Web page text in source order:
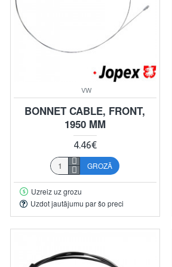
VW
BONNET CABLE, FRONT,
1950 MM
4.46€
GROZĀ
Uzreiz uz grozu
Uzdot jautājumu par šo preci